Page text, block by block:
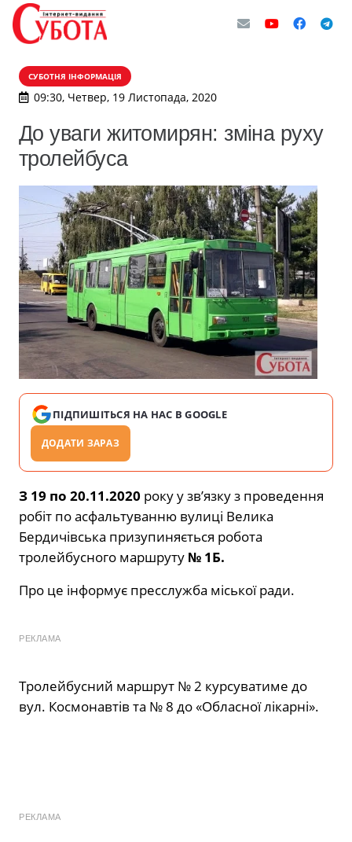
СУБОТНЯ ІНФОРМАЦІЯ
09:30, Четвер, 19 Листопада, 2020
До уваги житомирян: зміна руху
тролейбуса
ПІДПИШІТЬСЯ НА НАС В GOOGLE
ДОДАТИ ЗАРАЗ
З 19 по 20.11.2020 року у зв’язку з проведення
робіт по асфальтуванню вулиці Велика
Бердичівська призупиняється робота
тролейбусного маршруту № 1Б.
Про це інформує пресслужба міської ради.
РЕКЛАМА
Тролейбусний маршрут № 2 курсуватиме до
вул. Космонавтів та № 8 до «Обласної лікарні».
РЕКЛАМА